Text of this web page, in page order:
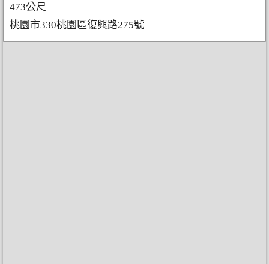
473公尺
桃園市330桃園區復興路275號